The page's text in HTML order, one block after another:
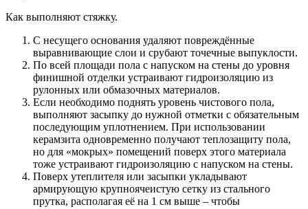
Как выполняют стяжку.
С несущего основания удаляют повреждённые
выравнивающие слои и срубают точечные выпуклости.
По всей площади пола с напуском на стены до уровня
финишной отделки устраивают гидроизоляцию из
рулонных или обмазочных материалов.
Если необходимо поднять уровень чистового пола,
выполняют засыпку до нужной отметки с обязательным
последующим уплотнением. При использовании
керамзита одновременно получают теплозащиту пола,
но для «мокрых» помещений поверх этого материала
тоже устраивают гидроизоляцию с напуском на стены.
Поверх утеплителя или засыпки укладывают
армирующую крупноячеистую сетку из стального
прутка, располагая её на 1 см выше – чтобы